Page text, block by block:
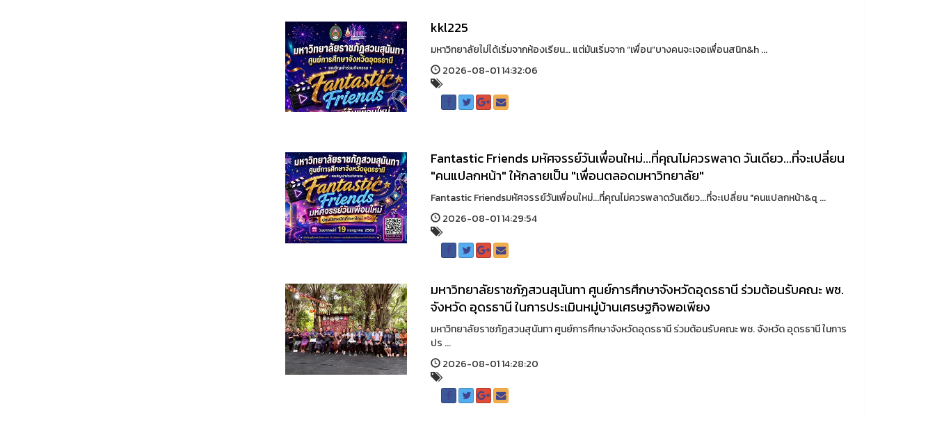
kkl225
มหาวิทยาลัยไม่ได้เริ่มจากห้องเรียน… แต่มันเริ่มจาก “เพื่อน”บางคนจะเจอเพื่อนสนิท&h ...
2026-08-01 14:32:06
Fantastic Friends มหัศจรรย์วันเพื่อนใหม่...ที่คุณไม่ควรพลาด วันเดียว...ที่จะเปลี่ยน
"คนแปลกหน้า" ให้กลายเป็น "เพื่อนตลอดมหาวิทยาลัย"
Fantastic Friendsมหัศจรรย์วันเพื่อนใหม่...ที่คุณไม่ควรพลาดวันเดียว...ที่จะเปลี่ยน "คนแปลกหน้า&q ...
2026-08-01 14:29:54
มหาวิทยาลัยราชภัฏสวนสุนันทา ศูนย์การศึกษาจังหวัดอุดรธานี ร่วมต้อนรับคณะ พช.
จังหวัด อุดรธานี ในการประเมินหมู่บ้านเศรษฐกิจพอเพียง
มหาวิทยาลัยราชภัฏสวนสุนันทา ศูนย์การศึกษาจังหวัดอุดรธานี ร่วมต้อนรับคณะ พช. จังหวัด อุดรธานี ในการ
ปร ...
2026-08-01 14:28:20